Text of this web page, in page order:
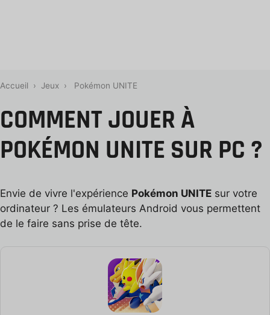
Accueil › Jeux › Pokémon UNITE
COMMENT JOUER À
POKÉMON UNITE SUR PC ?
Envie de vivre l'expérience Pokémon UNITE sur votre
ordinateur ? Les émulateurs Android vous permettent
de le faire sans prise de tête.